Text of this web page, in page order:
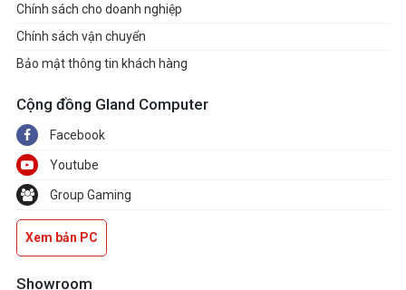
Chính sách cho doanh nghiệp
Chính sách vận chuyển
Bảo mật thông tin khách hàng
Cộng đồng Gland Computer
Facebook
Youtube
Group Gaming
Xem bản PC
Showroom